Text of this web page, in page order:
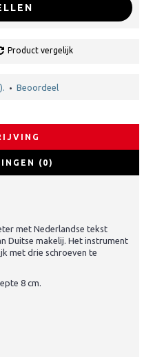
Product vergelijk
• Beoordeel
(0)
met Nederlandse tekst
Duitse makelij. Het instrument
met drie schroeven te
8 cm.